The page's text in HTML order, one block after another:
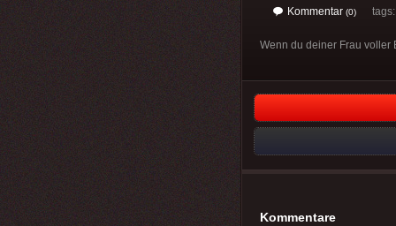
Kommentar (0) tags:
Wenn du deiner Frau voller
Kommentare